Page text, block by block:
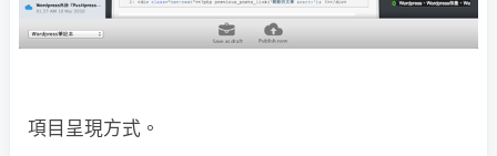
項目呈現方式。